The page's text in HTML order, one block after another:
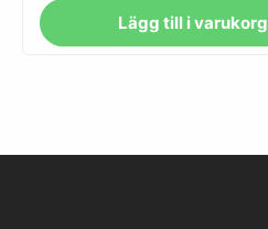
Lägg till i varukorg